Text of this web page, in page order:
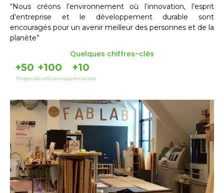
“Nous créons l’environnement où l’innovation, l’esprit
d’entreprise et le développement durable sont
encouragés pour un avenir meilleur des personnes et de la
planète”
Quelques chiffres-clés
Projets
+50
Beneficiaires
+100
partenariats
+10